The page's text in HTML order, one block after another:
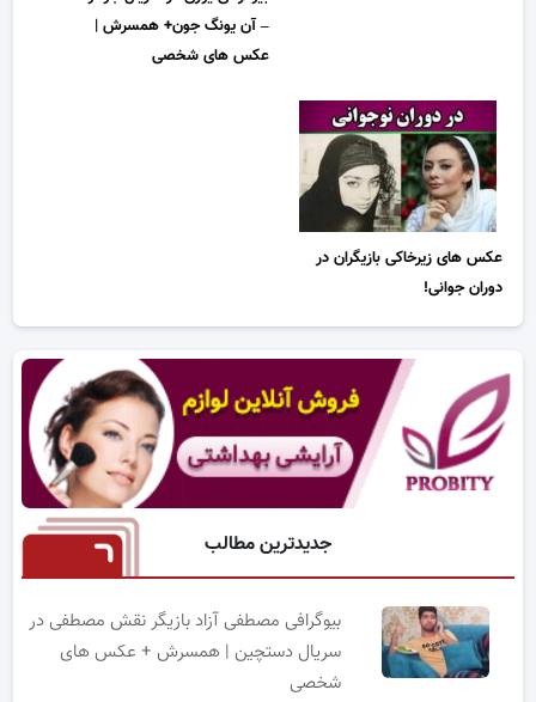
– آن یونگ جون+ همسرش |
عکس های شخصی
عکس های زیرخاکی بازیگران در
دوران جوانی!
جدیدترین مطالب
بیوگرافی مصطفی آزاد بازیگر نقش مصطفی در
سریال دستچین | همسرش + عکس های
شخصی